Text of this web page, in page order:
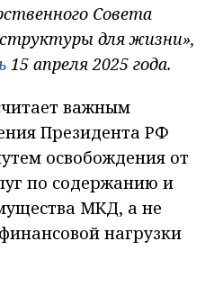
Совета
для жизни»,
15 апреля 2025 года.
важным
Президента РФ
освобождения от
по содержанию и
МКД, а не
нагрузки